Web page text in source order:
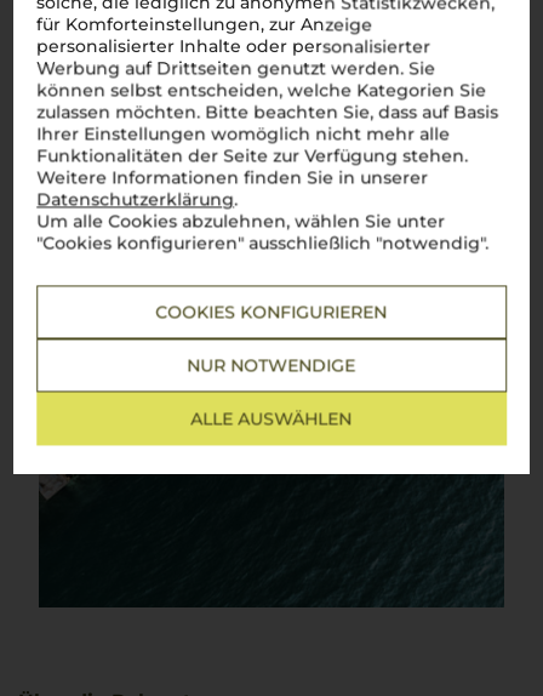
für Komforteinstellungen, zur Anzeige
personalisierter Inhalte oder personalisierter
Werbung auf Drittseiten genutzt werden. Sie
können selbst entscheiden, welche Kategorien Sie
zulassen möchten. Bitte beachten Sie, dass auf Basis
Ihrer Einstellungen womöglich nicht mehr alle
Funktionalitäten der Seite zur Verfügung stehen.
Weitere Informationen finden Sie in unserer
Datenschutzerklärung.
Um alle Cookies abzulehnen, wählen Sie unter
"Cookies konfigurieren" ausschließlich "notwendig".
COOKIES KONFIGURIEREN
NUR NOTWENDIGE
ALLE AUSWÄHLEN